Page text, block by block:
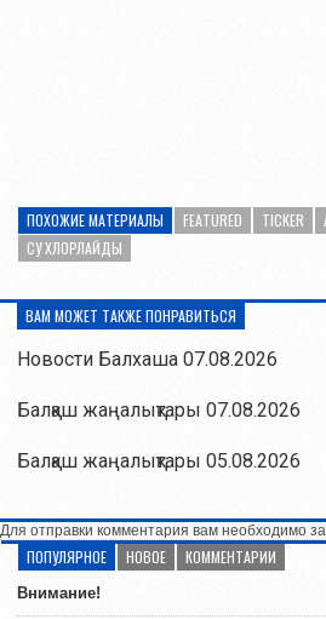
ПОХОЖИЕ МАТЕРИАЛЫ FEATURED TICKER
СУ ХЛОРЛАЙДЫ
ВАМ МОЖЕТ ТАКЖЕ ПОНРАВИТЬСЯ
Новости Балхаша 07.08.2026
Балқаш жаңалықтары 07.08.2026
Балқаш жаңалықтары 05.08.2026
Для отправки комментария вам необходимо
ПОПУЛЯРНОЕ НОВОЕ КОММЕНТАРИИ
Внимание!